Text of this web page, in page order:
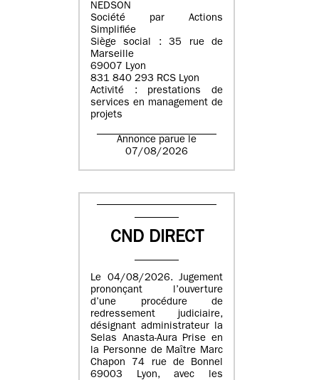
NEDSON
Société par Actions
Simplifiée
Siège social : 35 rue de
Marseille
69007 Lyon
831 840 293 RCS Lyon
Activité : prestations de
services en management de
projets
Annonce parue le
07/08/2026
CND DIRECT
Le 04/08/2026. Jugement
prononçant l’ouverture
d’une procédure de
redressement judiciaire,
désignant administrateur la
Selas Anasta-Aura Prise en
la Personne de Maître Marc
Chapon 74 rue de Bonnel
69003 Lyon, avec les